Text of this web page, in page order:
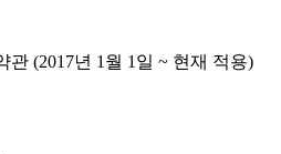
(2017년 1월 1일 ~ 현재 적용)